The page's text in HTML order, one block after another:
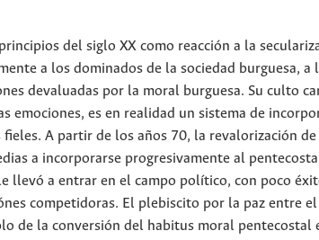
del siglo XX como reacción a la
a los dominados de la sociedad burguesa, a
devaluadas por la moral burguesa. Su culto
emociones, es en realidad un sistema de
A partir de los años 70, la revalorización
a incorporarse progresivamente al
llevó a entrar en el campo político, con poco
competidoras. El plebiscito por la paz entre
de la conversión del habitus moral pentecostal